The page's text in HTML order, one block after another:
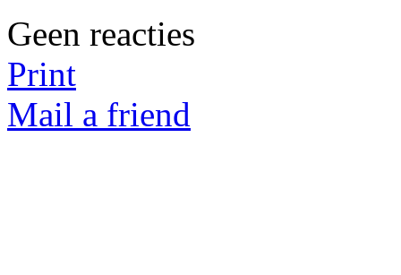
Geen reacties
Print
Mail a friend